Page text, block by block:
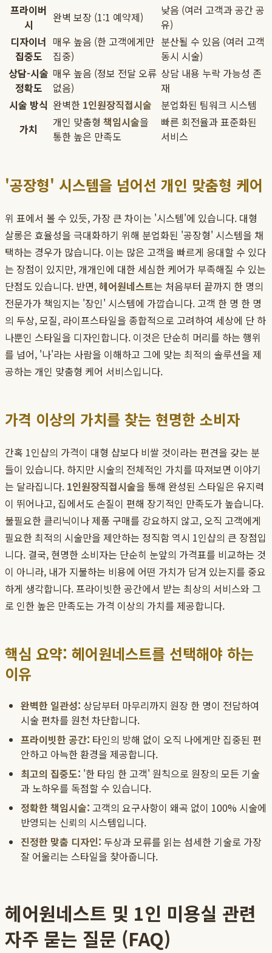
프라이버
시
완벽 보장 (1:1 예약제)
낮음 (여러 고객과 공간 공
유)
디자이너
집중도
매우 높음 (한 고객에게만
집중)
분산될 수 있음 (여러 고객
동시 시술)
상담-시술
정확도
매우 높음 (정보 전달 오류
없음)
상담 내용 누락 가능성 존
재
시술 방식 완벽한 1인원장직접시술
분업화된 팀워크 시스템
가치
개인 맞춤형 책임시술을
통한 높은 만족도
빠른 회전율과 표준화된
서비스
'공장형' 시스템을 넘어선 개인 맞춤형 케어
위 표에서 볼 수 있듯, 가장 큰 차이는 '시스템'에 있습니다. 대형
살롱은 효율성을 극대화하기 위해 분업화된 '공장형' 시스템을 채
택하는 경우가 많습니다. 이는 많은 고객을 빠르게 응대할 수 있다
는 장점이 있지만, 개개인에 대한 세심한 케어가 부족해질 수 있는
단점도 있습니다. 반면,헤어원네스트는 처음부터 끝까지 한 명의
전문가가 책임지는 '장인' 시스템에 가깝습니다. 고객 한 명 한 명
의 두상, 모질, 라이프스타일을 종합적으로 고려하여 세상에 단 하
나뿐인 스타일을 디자인합니다. 이것은 단순히 머리를 하는 행위
를 넘어, '나'라는 사람을 이해하고 그에 맞는 최적의 솔루션을 제
공하는 개인 맞춤형 케어 서비스입니다.
가격 이상의 가치를 찾는 현명한 소비자
간혹 1인샵의 가격이 대형 샵보다 비쌀 것이라는 편견을 갖는 분
들이 있습니다. 하지만 시술의 전체적인 가치를 따져보면 이야기
는 달라집니다. 1인원장직접시술을 통해 완성된 스타일은 유지력
이 뛰어나고, 집에서도 손질이 편해 장기적인 만족도가 높습니다.
불필요한 클리닉이나 제품 구매를 강요하지 않고, 오직 고객에게
필요한 최적의 시술만을 제안하는 정직함 역시 1인샵의 큰 장점입
니다. 결국, 현명한 소비자는 단순히 눈앞의 가격표를 비교하는 것
이 아니라, 내가 지불하는 비용에 어떤 가치가 담겨 있는지를 중요
하게 생각합니다. 프라이빗한 공간에서 받는 최상의 서비스와 그
로 인한 높은 만족도는 가격 이상의 가치를 제공합니다.
핵심 요약: 헤어원네스트를 선택해야 하는
이유
완벽한 일관성: 상담부터 마무리까지 원장 한 명이 전담하여
시술 편차를 원천 차단합니다.
프라이빗한 공간: 타인의 방해 없이 오직 나에게만 집중된 편
안하고 아늑한 환경을 제공합니다.
최고의 집중도: '한 타임 한 고객' 원칙으로 원장의 모든 기술
과 노하우를 독점할 수 있습니다.
정확한 책임시술: 고객의 요구사항이 왜곡 없이 100% 시술에
반영되는 신뢰의 시스템입니다.
진정한 맞춤 디자인: 두상과 모류를 읽는 섬세한 기술로 가장
잘 어울리는 스타일을 찾아줍니다.
헤어원네스트 및 1인 미용실 관련
자주 묻는 질문 (FAQ)